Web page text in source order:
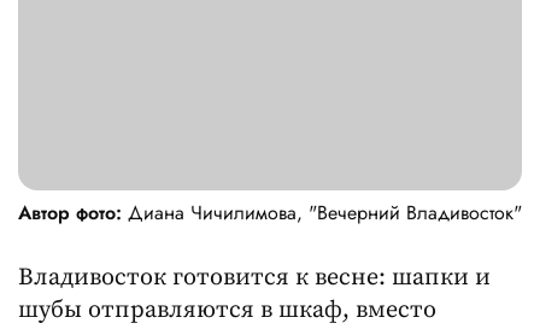
Автор фото: Диана Чичилимова, "Вечерний Владивосток"
Владивосток готовится к весне: шапки и
шубы отправляются в шкаф, вместо